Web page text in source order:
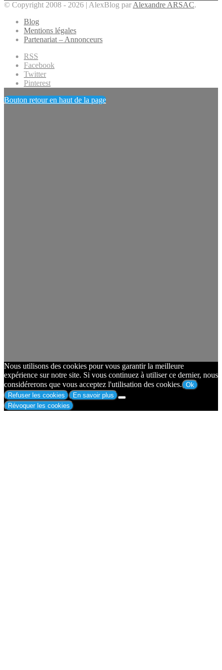
© Copyright 2008 - 2026 | AlexBlog par Alexandre ARSAC.
Blog
Mentions légales
Partenariat – Annonceurs
RSS
Facebook
Twitter
Pinterest
Bouton retour en haut de la page
Nous utilisons des cookies pour vous garantir la meilleure
expérience sur notre site. Si vous continuez à utiliser ce dernier, nous
considérerons que vous acceptez l'utilisation des cookies. Ok
Refuser les cookies
En savoir plus
Révoquer les cookies